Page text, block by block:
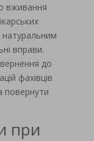
вживання
натуральним
вправи.
до
фахівців
повернути
при